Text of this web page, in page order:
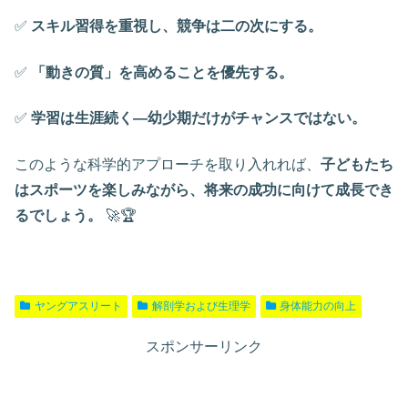
✅ スキル習得を重視し、競争は二の次にする。
✅ 「動きの質」を高めることを優先する。
✅ 学習は生涯続く—幼少期だけがチャンスではない。
このような科学的アプローチを取り入れれば、 子どもたち
はスポーツを楽しみながら、将来の成功に向けて成長でき
るでしょう。
🚀🏆
ヤングアスリート 解剖学および生理学 身体能力の向上
スポンサーリンク